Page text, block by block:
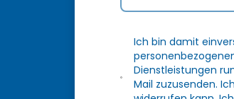
Ich bin damit
Dienstleistungen
Mail zuzusenden.